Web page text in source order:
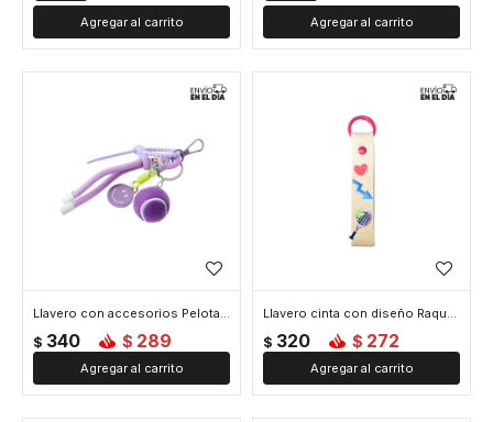
Llavero con accesorios Pelota Tennis - Violeta
$ 340 $ 289
Llavero cinta con diseño Raqueta de Tennis - Beige
$ 320 $ 272